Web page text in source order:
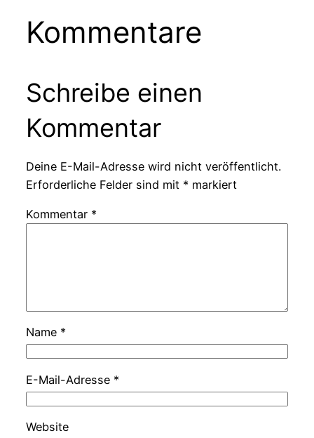
Kommentare
Schreibe einen
Kommentar
Deine E-Mail-Adresse wird nicht veröffentlicht.
Erforderliche Felder sind mit * markiert
Kommentar *
Name *
E-Mail-Adresse *
Website